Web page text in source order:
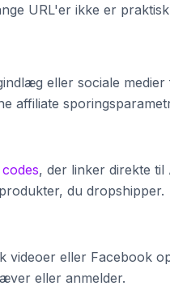
URL'er ikke er
eller sociale
affiliate
, der linker direkte til
du dropshipper.
videoer eller Facebook
eller anmelder.